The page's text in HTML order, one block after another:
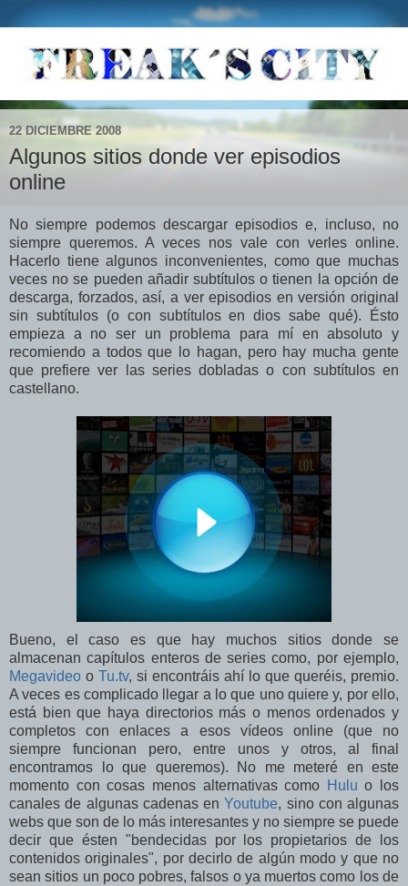
22 DICIEMBRE 2008
Algunos sitios donde ver episodios
online
No siempre podemos descargar episodios e, incluso, no
siempre queremos. A veces nos vale con verles online.
Hacerlo tiene algunos inconvenientes, como que muchas
veces no se pueden añadir subtítulos o tienen la opción de
descarga, forzados, así, a ver episodios en versión original
sin subtítulos (o con subtítulos en dios sabe qué). Ésto
empieza a no ser un problema para mí en absoluto y
recomiendo a todos que lo hagan, pero hay mucha gente
que prefiere ver las series dobladas o con subtítulos en
castellano.
Bueno, el caso es que hay muchos sitios donde se
almacenan capítulos enteros de series como, por ejemplo,
Megavideo o Tu.tv, si encontráis ahí lo que queréis, premio.
A veces es complicado llegar a lo que uno quiere y, por ello,
está bien que haya directorios más o menos ordenados y
completos con enlaces a esos vídeos online (que no
siempre funcionan pero, entre unos y otros, al final
encontramos lo que queremos). No me meteré en este
momento con cosas menos alternativas como Hulu o los
canales de algunas cadenas enYoutube, sino con algunas
webs que son de lo más interesantes y no siempre se puede
decir que ésten "bendecidas por los propietarios de los
contenidos originales", por decirlo de algún modo y que no
sean sitios un poco pobres, falsos o ya muertos como los de